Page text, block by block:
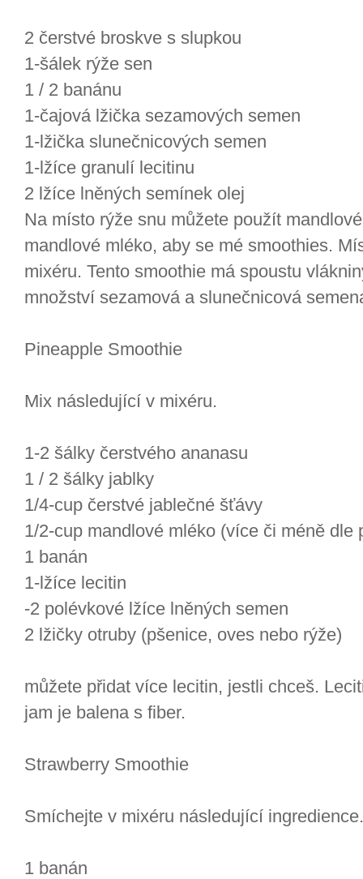
2 čerstvé broskve s slupkou
1-šálek rýže sen
1 / 2 banánu
1-čajová lžička sezamových semen
1-lžička slunečnicových semen
1-lžíce granulí lecitinu
2 lžíce lněných semínek olej
Na místo rýže snu můžete použít
mandlové mléko, aby se mé smoothies.
mixéru. Tento smoothie má spoustu
množství sezamová a slunečnicová
Pineapple Smoothie
Mix následující v mixéru.
1-2 šálky čerstvého ananasu
1 / 2 šálky jablky
1/4-cup čerstvé jablečné šťávy
1/2-cup mandlové mléko (více či méně dle
1 banán
1-lžíce lecitin
-2 polévkové lžíce lněných semen
2 lžičky otruby (pšenice, oves nebo rýže)
můžete přidat více lecitin, jestli chceš.
jam je balena s fiber.
Strawberry Smoothie
Smíchejte v mixéru následující ingredience.
1 banán